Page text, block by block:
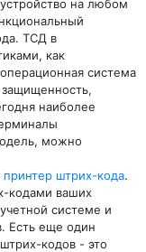
на любом
ТСД в
как
система
наиболее
можно
принтер штрих-кода.
кодами ваших
системе и
Есть еще один
кодов - это